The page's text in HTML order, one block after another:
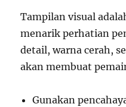
Tampilan visual
menarik perhatian
detail, warna cerah,
akan membuat
Gunakan